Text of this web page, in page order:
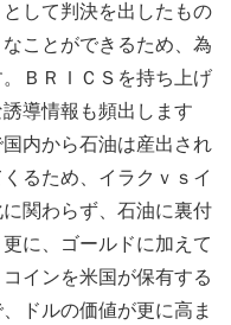
して判決を出したもの
ことができるため、為
ＢＲＩＣＳを持ち上げ
導情報も頻出します
内から石油は産出され
るため、イラクｖｓイ
関わらず、石油に裏付
に、ゴールドに加えて
インを米国が保有する
ドルの価値が更に高ま